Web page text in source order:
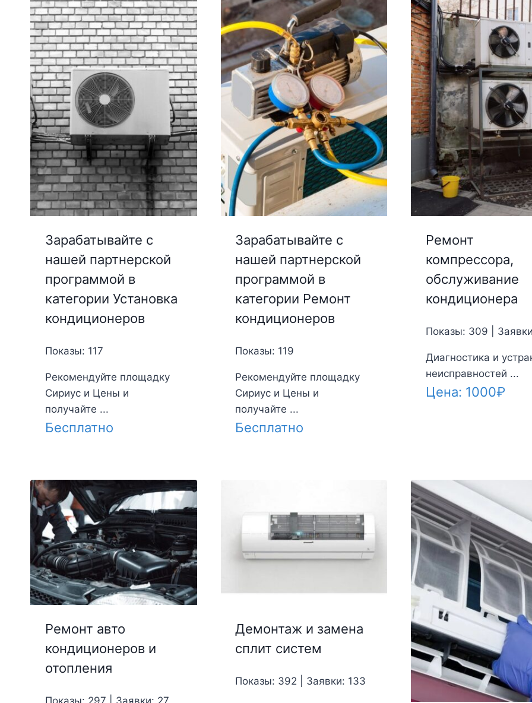
Зарабатывайте с
нашей партнерской
программой в
категории Установка
кондиционеров
Показы: 117
Рекомендуйте площадку
Сириус и Цены и
получайте ...
Бесплатно
Зарабатывайте с
нашей партнерской
программой в
категории Ремонт
кондиционеров
Показы: 119
Рекомендуйте площадку
Сириус и Цены и
получайте ...
Бесплатно
Ремонт
компрессора,
обслуживание
кондиционера
Показы: 309 |
Диагностика и
неисправностей ...
Цена: 1000₽
Ремонт авто
кондиционеров и
отопления
Показы: 297 | Заявки: 27
Демонтаж и замена
сплит систем
Показы: 392 | Заявки: 133